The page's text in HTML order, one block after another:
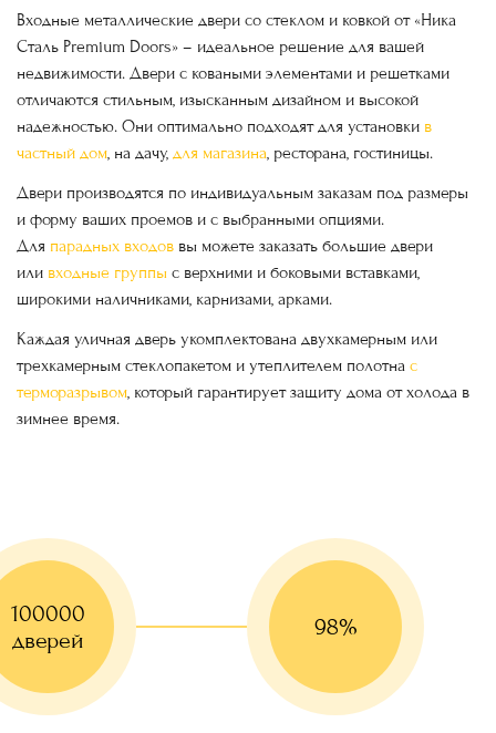
Элитные двери Эксклюзивные двери
Двустворчатые двери Входные группы
Двери в загородный дом и коттедж
Двери с утеплением Двери с резьбой по дереву
Двери с шумоизоляцией
Двери для кафе, баров, ресторанов
Входные металлические двери со стеклом и ковкой от «Ника
Сталь Premium Doors» – идеальное решение для вашей
недвижимости. Двери с коваными элементами и решетками
отличаются стильным, изысканным дизайном и высокой
надежностью. Они оптимально подходят для установки в
частный дом, на дачу, для магазина, ресторана, гостиницы.
Двери производятся по индивидуальным заказам под размеры
и форму ваших проемов и с выбранными опциями.
Для парадных входов вы можете заказать большие двери
или входные группы с верхними и боковыми вставками,
широкими наличниками, карнизами, арками.
Каждая уличная дверь укомплектована двухкамерным или
трехкамерным стеклопакетом и утеплителем полотна с
терморазрывом, который гарантирует защиту дома от холода в
зимнее время.
100000
дверей
98%